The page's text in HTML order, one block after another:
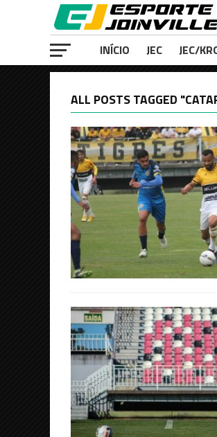
INÍCIO JEC JEC/
ALL POSTS TAGGED